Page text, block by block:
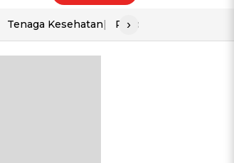
Tenaga Kesehatan Piala Aff 2026
›